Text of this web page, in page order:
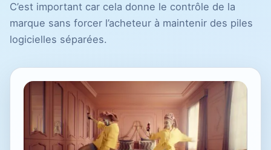
C’est important car cela donne le contrôle de la
marque sans forcer l’acheteur à maintenir des piles
logicielles séparées.